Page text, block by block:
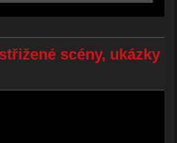
scény, ukázky